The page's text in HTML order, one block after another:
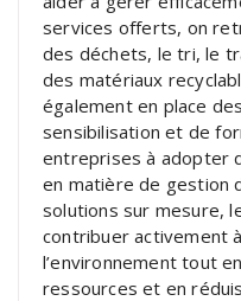
services offerts, on
des déchets, le tri, le
des matériaux
également en place
sensibilisation et de
entreprises à adopter
en matière de gestion
solutions sur mesure,
contribuer activement
l’environnement tout
ressources et en